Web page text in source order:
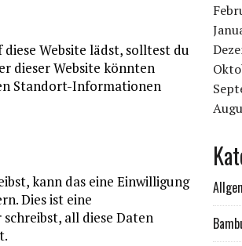
Website lädst, solltest du
dieser Website könnten
Standort-Informationen
kann das eine Einwilligung
Dies ist eine
all diese Daten